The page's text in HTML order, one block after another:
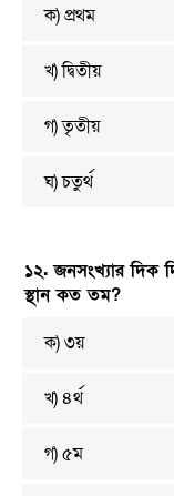
ক) প্রথম
খ) দ্বিতীয়
গ) তৃতীয়
ঘ) চতুর্থ
১২. জনসংখ্যার দিক
স্থান কত তম?
ক) ৩য়
খ) ৪র্থ
গ) ৫ম